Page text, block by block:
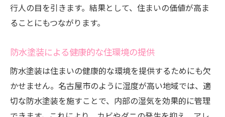
行人の目を引きます。結果として、住まいの価値が高ま
ることにもつながります。
防水塗装による健康的な住環境の提供
防水塗装は住まいの健康的な環境を提供するためにも欠
かせません。名古屋市のように湿度が高い地域では、適
切な防水塗装を施すことで、内部の湿気を効果的に管理